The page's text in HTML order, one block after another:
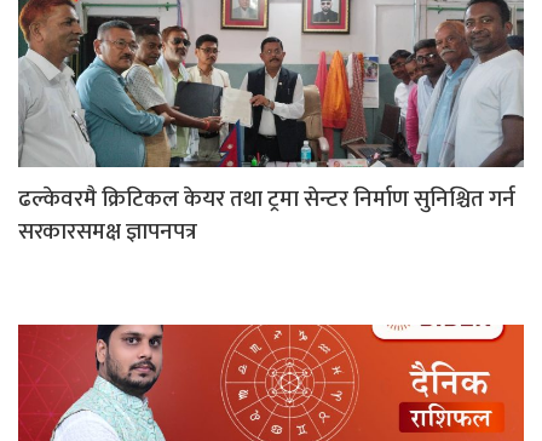
ढल्केवरमै क्रिटिकल केयर तथा ट्रमा सेन्टर निर्माण सुनिश्चित गर्न
सरकारसमक्ष ज्ञापनपत्र